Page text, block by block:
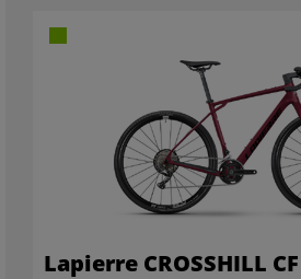
Lapierre CROSSHILL